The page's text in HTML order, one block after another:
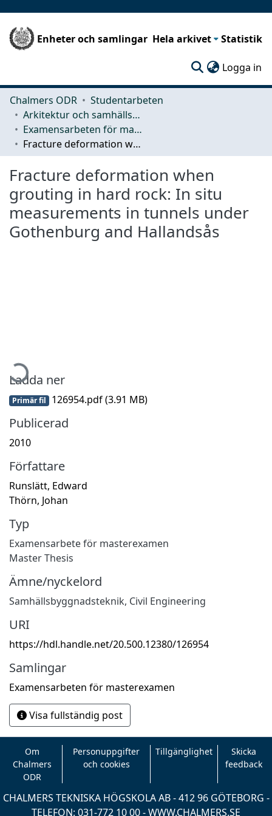
Enheter och samlingar Hela arkivet Statistik
Logga in
Chalmers ODR
Studentarbeten
Arkitektur och samhällsbyggnadsteknik (ACE)
Examensarbeten för masterexamen
Fracture deformation when grouting in hard rock: In situ measurements in tunnels under Gothenburg and Hallandsås
Fracture deformation when
grouting in hard rock: In situ
measurements in tunnels under
Gothenburg and Hallandsås
Ladda ner
Primär fil 126954.pdf(3.91 MB)
Publicerad
2010
Författare
Runslätt, Edward
Thörn, Johan
Typ
Examensarbete för masterexamen
Master Thesis
Ämne/nyckelord
Samhällsbyggnadsteknik, Civil Engineering
URI
https://hdl.handle.net/20.500.12380/126954
Samlingar
Examensarbeten för masterexamen
Visa fullständig post
Om
Chalmers
ODR
Personuppgifter
och cookies
Tillgänglighet
Skicka
feedback
CHALMERS TEKNISKA HÖGSKOLA AB - 412 96 GÖTEBORG -
TELEFON: 031-772 10 00 -WWW.CHALMERS.SE